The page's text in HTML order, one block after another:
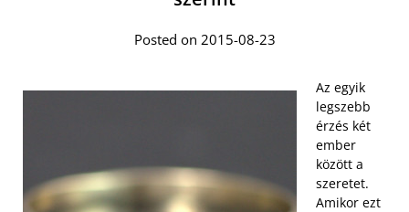
Posted on 2015-08-23
Az egyik
legszebb
érzés két
ember
között a
szeretet.
Amikor ezt